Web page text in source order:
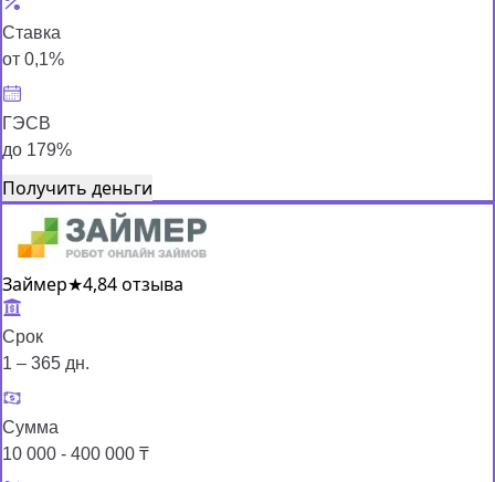
Ставка
от 0,1%
ГЭСВ
до 179%
Получить деньги
Займер★4,84 отзыва
Срок
1 – 365 дн.
Сумма
10 000 - 400 000 ₸